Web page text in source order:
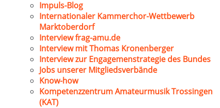
Impuls-Blog
Internationaler Kammerchor-Wettbewerb
Marktoberdorf
Interview frag-amu.de
Interview mit Thomas Kronenberger
Interview zur Engagemenstrategie des Bundes
Jobs unserer Mitgliedsverbände
Know-how
Kompetenzzentrum Amateurmusik Trossingen
(KAT)